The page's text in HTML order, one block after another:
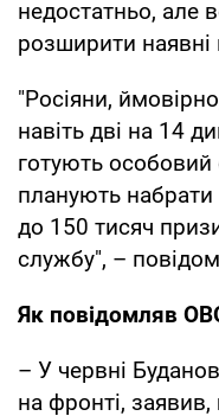
недостатньо, але
розширити наявні
"Росіяни,
навіть дві на 14
готують особовий
планують набрати
до 150 тисяч
службу", –
Як повідомляв
– У червні
на фронті,